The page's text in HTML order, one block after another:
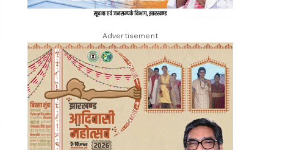
Advertisement